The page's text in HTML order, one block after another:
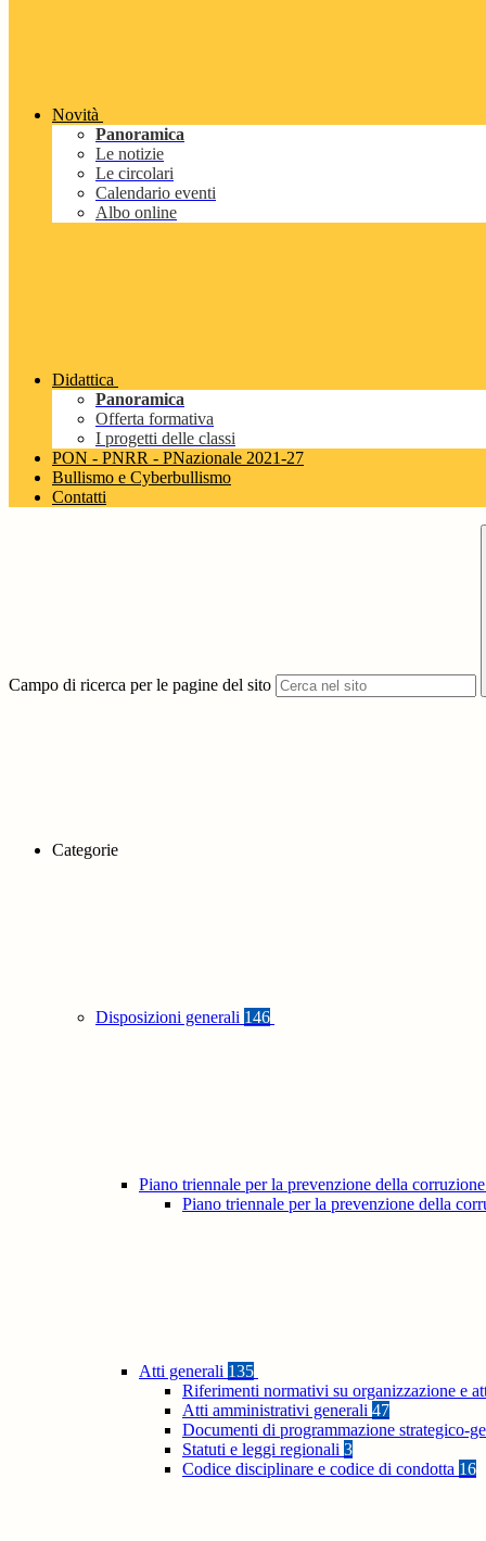
Novità
Panoramica
Le notizie
Le circolari
Calendario eventi
Albo online
Didattica
Panoramica
Offerta formativa
I progetti delle classi
PON - PNRR - PNazionale 2021-27
Bullismo e Cyberbullismo
Contatti
Campo di ricerca per le pagine del sito
Categorie
Disposizioni generali 146
Piano triennale per la prevenzione della
Piano triennale per la prevenzione della
Atti generali 135
Riferimenti normativi su organizzazione e
Atti amministrativi generali 47
Documenti di programmazione strategico-
Statuti e leggi regionali 3
Codice disciplinare e codice di condotta 16